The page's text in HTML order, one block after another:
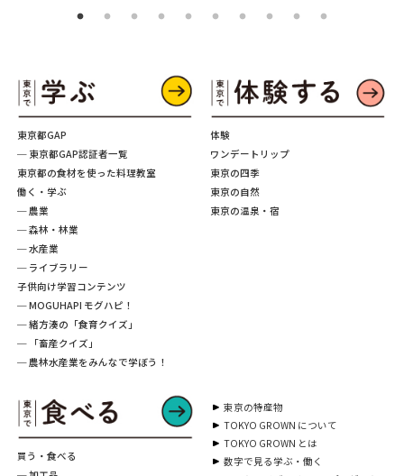
東京都GAP
─ 東京都GAP認証者一覧
東京都の食材を使った料理教室
働く・学ぶ
─ 農業
─ 森林・林業
─ 水産業
─ ライブラリー
子供向け学習コンテンツ
─ MOGUHAPI モグハピ！
─ 緒方湊の「食育クイズ」
─ 「畜産クイズ」
─ 農林水産業をみんなで学ぼう！
買う・食べる
体験
ワンデートリップ
東京の四季
東京の自然
東京の温泉・宿
東京の特産物
TOKYO GROWN について
TOKYO GROWN とは
数字で見る学ぶ・働く